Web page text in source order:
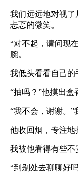
我们远远地对视了
忐忑的微笑。
“对不起，请问现
腕。
我低头看看自己的
“抽吗？”他摸出盒
“我不会，谢谢。”
他收回烟，专注地
我被他看得有些不
“到别处去聊聊好